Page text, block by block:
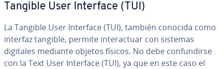
Tangible User Interface (TUI)
La Tangible User Interface (TUI), también conocida como
interfaz tangible, permite in­ter­ac­tuar con sistemas
digitales mediante objetos físicos. No debe co­n­fu­n­di­r­se
con la Text User Interface (TUI), ya que en este caso el